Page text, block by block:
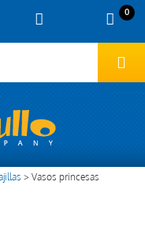
0
>Vasos princesas